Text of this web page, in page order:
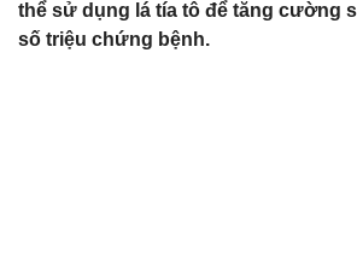
thể sử dụng lá tía tô để tăng cường
số triệu chứng bệnh.